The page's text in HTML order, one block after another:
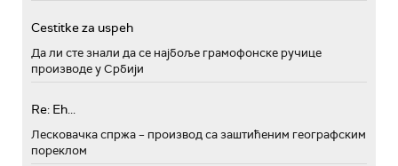
Cestitke za uspeh
Да ли сте знали да се најбоље грамофонске ручице
производе у Србији
Re: Eh...
Лесковачка спржа – производ са заштићеним географским
пореклом